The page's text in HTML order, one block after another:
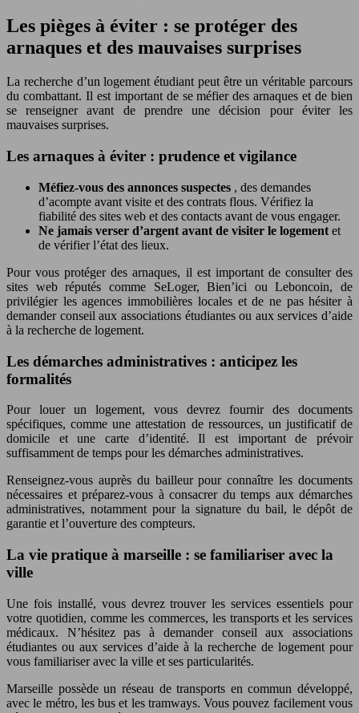
Les pièges à éviter : se protéger des
arnaques et des mauvaises surprises
La recherche d’un logement étudiant peut être un véritable parcours
du combattant. Il est important de se méfier des arnaques et de bien
se renseigner avant de prendre une décision pour éviter les
mauvaises surprises.
Les arnaques à éviter : prudence et vigilance
Méfiez-vous des annonces suspectes , des demandes
d’acompte avant visite et des contrats flous. Vérifiez la
fiabilité des sites web et des contacts avant de vous engager.
Ne jamais verser d’argent avant de visiter le logement et
de vérifier l’état des lieux.
Pour vous protéger des arnaques, il est important de consulter des
sites web réputés comme SeLoger, Bien’ici ou Leboncoin, de
privilégier les agences immobilières locales et de ne pas hésiter à
demander conseil aux associations étudiantes ou aux services d’aide
à la recherche de logement.
Les démarches administratives : anticipez les
formalités
Pour louer un logement, vous devrez fournir des documents
spécifiques, comme une attestation de ressources, un justificatif de
domicile et une carte d’identité. Il est important de prévoir
suffisamment de temps pour les démarches administratives.
Renseignez-vous auprès du bailleur pour connaître les documents
nécessaires et préparez-vous à consacrer du temps aux démarches
administratives, notamment pour la signature du bail, le dépôt de
garantie et l’ouverture des compteurs.
La vie pratique à marseille : se familiariser avec la
ville
Une fois installé, vous devrez trouver les services essentiels pour
votre quotidien, comme les commerces, les transports et les services
médicaux. N’hésitez pas à demander conseil aux associations
étudiantes ou aux services d’aide à la recherche de logement pour
vous familiariser avec la ville et ses particularités.
Marseille possède un réseau de transports en commun développé,
avec le métro, les bus et les tramways. Vous pouvez facilement vous